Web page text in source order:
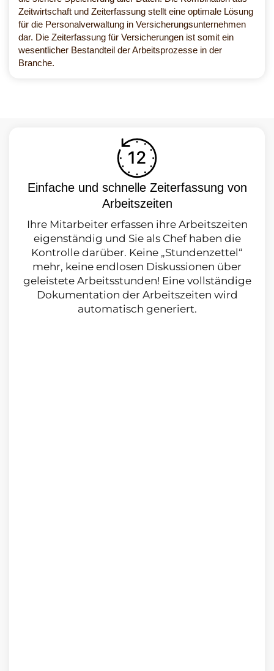
Zeitwirtschaft und Zeiterfassung stellt eine optimale Lösung
für die Personalverwaltung in Versicherungsunternehmen
dar. Die Zeiterfassung für Versicherungen ist somit ein
wesentlicher Bestandteil der Arbeitsprozesse in der
Branche.
Einfache und schnelle Zeiterfassung von
Arbeitszeiten
Ihre Mitarbeiter erfassen ihre Arbeitszeiten
eigenständig und Sie als Chef haben die
Kontrolle darüber. Keine „Stundenzettel“
mehr, keine endlosen Diskussionen über
geleistete Arbeitsstunden! Eine vollständige
Dokumentation der Arbeitszeiten wird
automatisch generiert.